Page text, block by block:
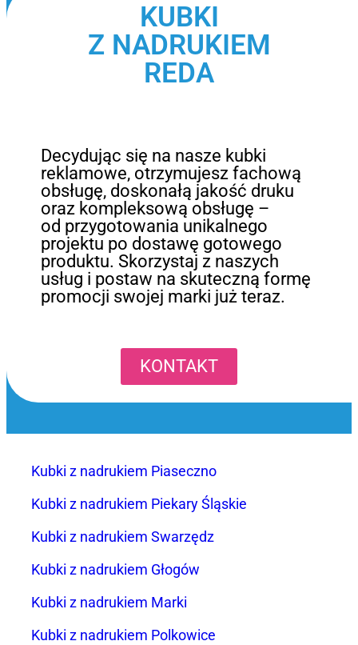
KUBKI
Z NADRUKIEM
REDA
Decydując się na nasze kubki
reklamowe, otrzymujesz fachową
obsługę, doskonałą jakość druku
oraz kompleksową obsługę –
od przygotowania unikalnego
projektu po dostawę gotowego
produktu. Skorzystaj z naszych
usług i postaw na skuteczną formę
promocji swojej marki już teraz.
KONTAKT
Kubki z nadrukiem Piaseczno
Kubki z nadrukiem Piekary Śląskie
Kubki z nadrukiem Swarzędz
Kubki z nadrukiem Głogów
Kubki z nadrukiem Marki
Kubki z nadrukiem Polkowice